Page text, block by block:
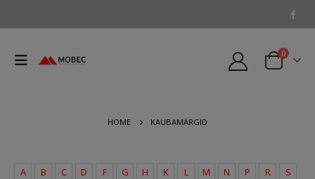
0
HOME KAUBAMÄRGID
A B C D F G H K L M N P R
S